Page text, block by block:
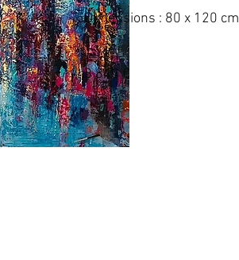
Dimensions : 80 x 120 cm
3 840 €